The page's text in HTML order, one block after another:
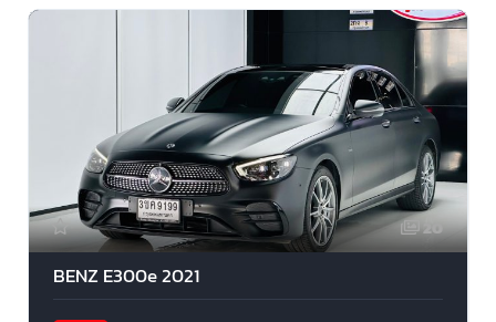
20
BENZ E300e 2021